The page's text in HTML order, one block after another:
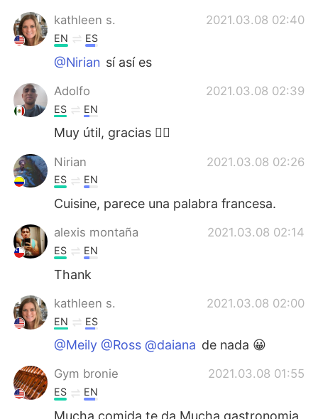
kathleen s. 2021.03.08 02:40
EN ES
@Nirian sí así es
Adolfo 2021.03.08 02:39
ES EN
Muy útil, gracias ✌🏾
Nirian 2021.03.08 02:26
ES EN
Cuisine, parece una palabra francesa.
alexis montaña 2021.03.08 02:14
ES EN
Thank
kathleen s. 2021.03.08 02:00
EN ES
@Meily @Ross @daiana de nada 😀
Gym bronie 2021.03.08 01:55
ES EN
Mucha comida te da Mucha gastronomia